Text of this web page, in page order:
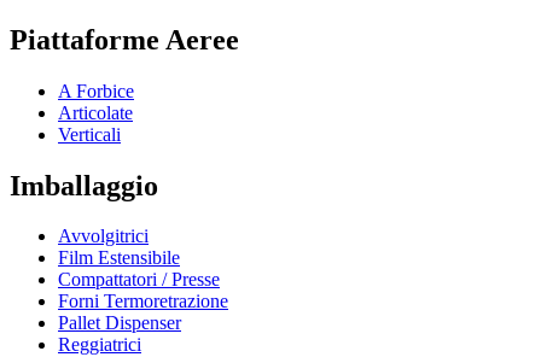
Piattaforme Aeree
A Forbice
Articolate
Verticali
Imballaggio
Avvolgitrici
Film Estensibile
Compattatori / Presse
Forni Termoretrazione
Pallet Dispenser
Reggiatrici